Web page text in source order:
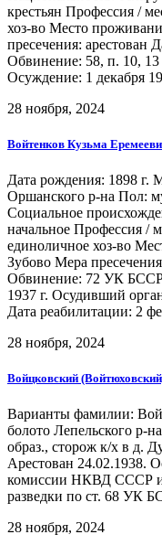
крестьян Профессия /
хоз-во Место
пресечения: арестован
Обвинение: 58, п. 10,
Осуждение: 1 декабря
28 ноября, 2024
Войтенков Кузьма
Дата рождения: 1898 г.
Оршанского р-на Пол:
Социальное
начальное Профессия /
единоличное хоз-во
Зубово Мера
Обвинение: 72 УК БССР
1937 г. Осудивший
Дата реабилитации: 2
28 ноября, 2024
Войцковский
Варианты фамилии:
болото Лепельского р-
образ., сторож к/х в д.
Арестован 24.02.1938.
комиссии НКВД СССР и
разведки по ст. 68 УК
28 ноября, 2024